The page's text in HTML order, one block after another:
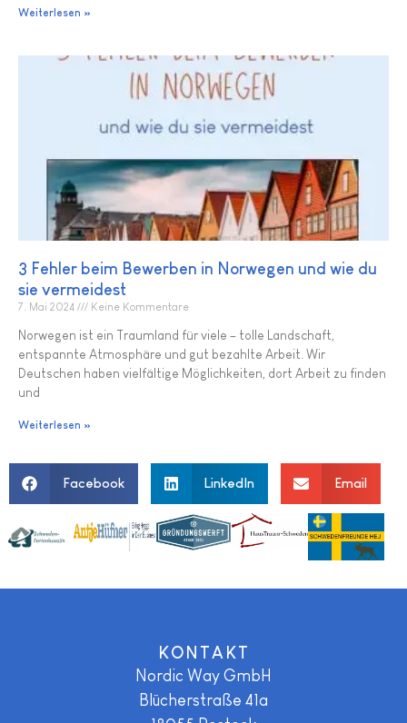
Weiterlesen »
3 Fehler beim Bewerben in Norwegen und wie du
sie vermeidest
7. Mai 2024 Keine Kommentare
Norwegen ist ein Traumland für viele – tolle Landschaft,
entspannte Atmosphäre und gut bezahlte Arbeit. Wir
Deutschen haben vielfältige Möglichkeiten, dort Arbeit zu finden
und
Weiterlesen »
Facebook LinkedIn Email
KONTAKT
Nordic Way GmbH
Blücherstraße 41a